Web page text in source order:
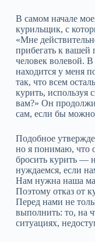
В самом начале
курильщик, с
«Мне
прибегать к
человек волевой.
находится у меня
так, что всем
курить, используя
вам?» Он
сам, если бы
Подобное
но я понимаю, что
бросить курить —
нуждаемся, если
Нам нужна наша
Поэтому отказ от
Перед нами не
выполнить: то, на
ситуациях,